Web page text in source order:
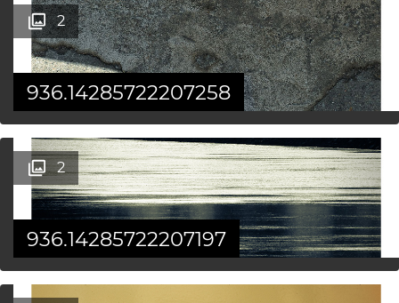
2
936.14285722207258
2
936.14285722207197